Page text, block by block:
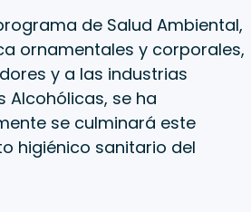
de Salud Ambiental,
ornamentales y corporales,
y a las industrias
Alcohólicas, se ha
se culminará este
higiénico sanitario del